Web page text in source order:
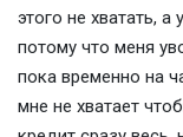
этого не хватать,
потому что меня
пока временно на
мне не хватает